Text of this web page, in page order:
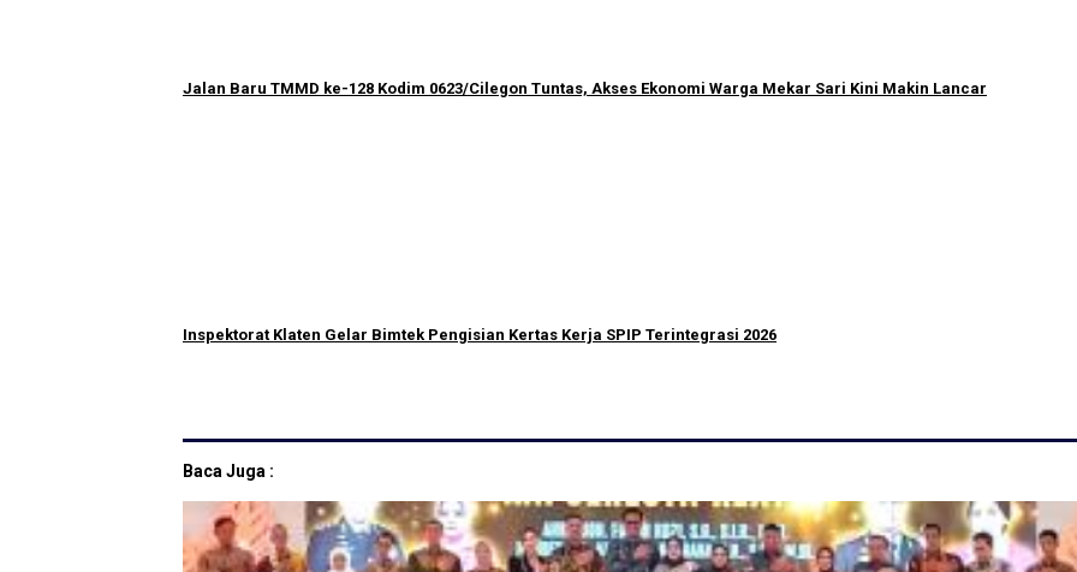
Jalan Baru TMMD ke-128 Kodim 0623/Cilegon Tuntas, Akses Ekonomi Warga Mekar Sari Kini Makin Lancar
Inspektorat Klaten Gelar Bimtek Pengisian Kertas Kerja SPIP Terintegrasi 2026
Baca Juga :